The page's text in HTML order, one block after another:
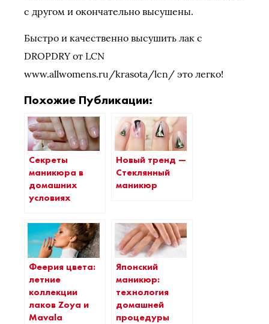
с другом и окончательно высушены.
Быстро и качественно высушить лак с
DROPDRY от LСN
www.allwomens.ru/krasota/lcn/ это легко!
Похожие Публикации:
Секреты
маникюра в
домашних
условиях
Новый тренд —
Стеклянный
маникюр
Феерия цвета:
летние
коллекции
лаков Zoya и
Mavala
Японский
маникюр:
технология
домашней
процедуры